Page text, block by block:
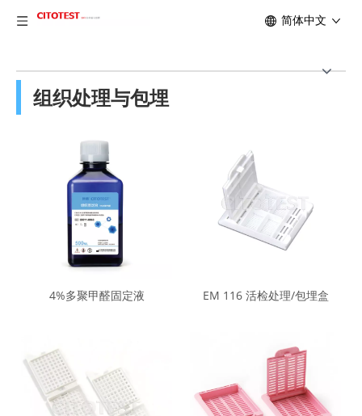
简体中文
组织处理与包埋
4%多聚甲醛固定液 EM 116 活检处理/包埋盒